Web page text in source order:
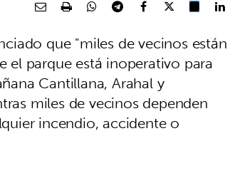
que "miles de vecinos están
parque está inoperativo para
Cantillana, Arahal y
miles de vecinos dependen
incendio, accidente o